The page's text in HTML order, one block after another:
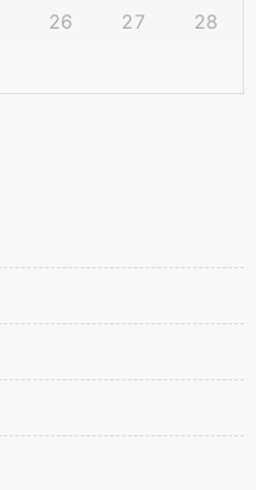
26 27
28